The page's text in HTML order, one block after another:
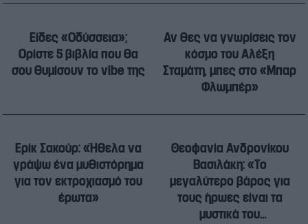
Είδες «Οδύσσεια»;
Ορίστε 5 βιβλία που θα
σου θυμίσουν το vibe της
Αν θες να γνωρίσεις τον
κόσμο του Αλέξη
Σταμάτη, μπες στο «Μπαρ
Φλωμπέρ»
Ερίκ Σακούρ: «Ήθελα να
γράψω ένα μυθιστόρημα
για τον εκτροχιασμό του
έρωτα»
Θεοφανία Ανδρονίκου
Βασιλάκη: «Το
μεγαλύτερο βάρος για
τους ήρωες είναι τα
μυστικά του